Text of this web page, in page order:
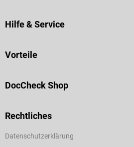
Hilfe & Service
Vorteile
DocCheck Shop
Rechtliches
Datenschutzerklärung